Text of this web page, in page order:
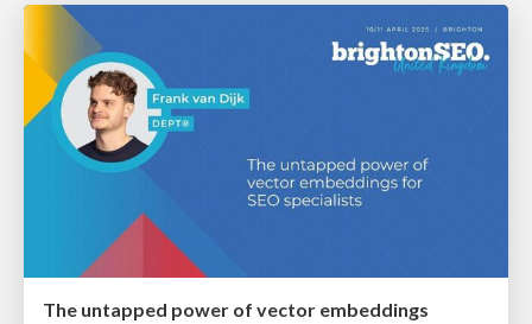
The untapped power of vector embeddings